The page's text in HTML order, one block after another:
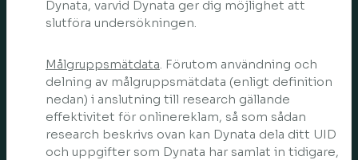
Dynata, varvid Dynata ger dig möjlighet att
slutföra undersökningen.
Målgruppsmätdata. Förutom användning och
delning av målgruppsmätdata (enligt definition
nedan) i anslutning till research gällande
effektivitet för onlinereklam, så som sådan
research beskrivs ovan kan Dynata dela ditt UID
och uppgifter som Dynata har samlat in tidigare,